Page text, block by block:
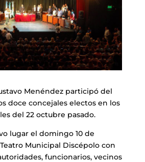
Menéndez participó del
doce concejales electos en los
del 22 octubre pasado.
lugar el domingo 10 de
Municipal Discépolo con
funcionarios, vecinos